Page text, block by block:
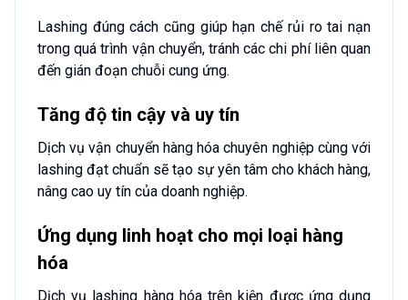
Lashing đúng cách cũng giúp hạn chế rủi ro tai nạn
trong quá trình vận chuyển, tránh các chi phí liên quan
đến gián đoạn chuỗi cung ứng.
Tăng độ tin cậy và uy tín
Dịch vụ vận chuyển hàng hóa chuyên nghiệp cùng với
lashing đạt chuẩn sẽ tạo sự yên tâm cho khách hàng,
nâng cao uy tín của doanh nghiệp.
Ứng dụng linh hoạt cho mọi loại hàng
hóa
Dịch vụ lashing hàng hóa trên kiện được ứng dụng